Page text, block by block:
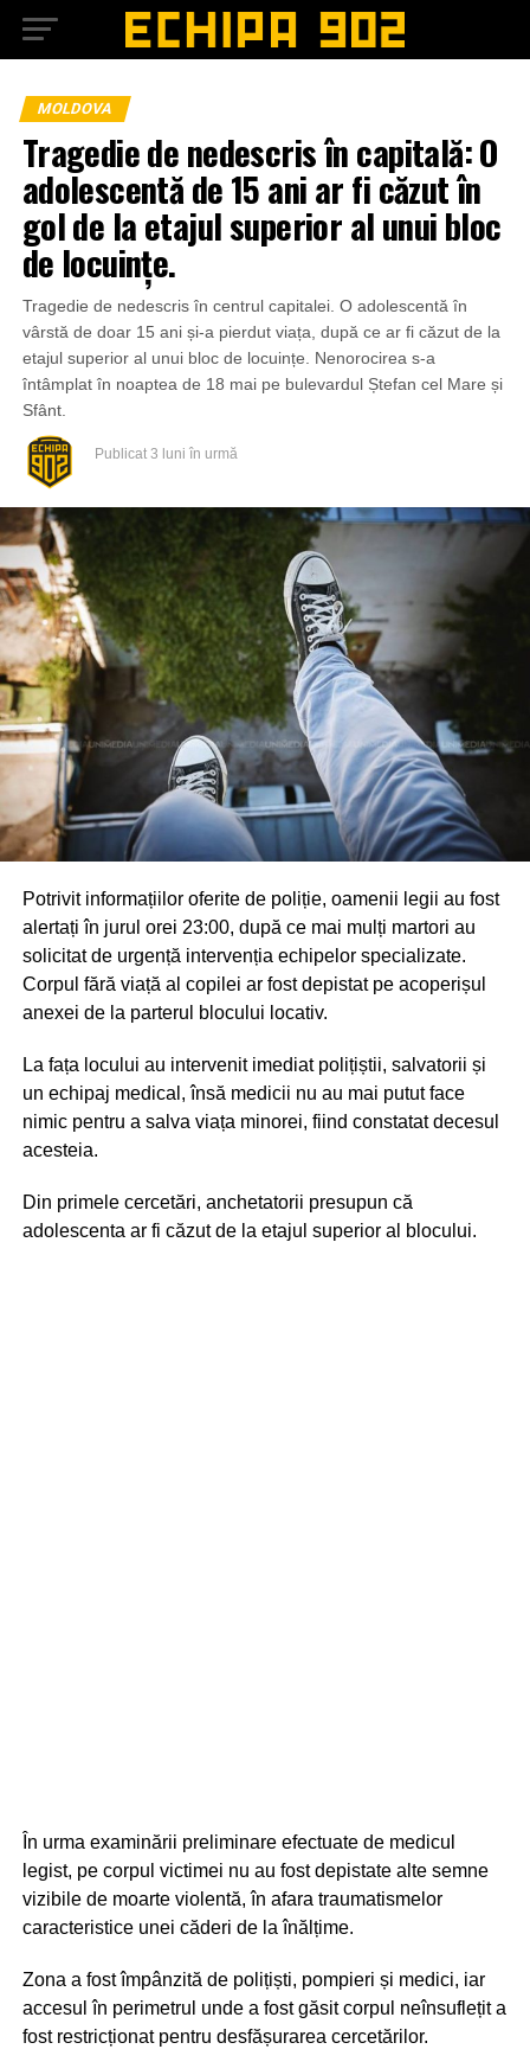
MOLDOVA
Tragedie de nedescris în capitală: O
adolescentă de 15 ani ar fi căzut în
gol de la etajul superior al unui bloc
de locuințe.
Tragedie de nedescris în centrul capitalei. O adolescentă în
vârstă de doar 15 ani și-a pierdut viața, după ce ar fi căzut de la
etajul superior al unui bloc de locuințe. Nenorocirea s-a
întâmplat în noaptea de 18 mai pe bulevardul Ștefan cel Mare și
Sfânt.
Publicat 3 luni în urmă
Potrivit informațiilor oferite de poliție, oamenii legii au fost
alertați în jurul orei 23:00, după ce mai mulți martori au
solicitat de urgență intervenția echipelor specializate.
Corpul fără viață al copilei ar fost depistat pe acoperișul
anexei de la parterul blocului locativ.
La fața locului au intervenit imediat polițiștii, salvatorii și
un echipaj medical, însă medicii nu au mai putut face
nimic pentru a salva viața minorei, fiind constatat decesul
acesteia.
Din primele cercetări, anchetatorii presupun că
adolescenta ar fi căzut de la etajul superior al blocului.
În urma examinării preliminare efectuate de medicul
legist, pe corpul victimei nu au fost depistate alte semne
vizibile de moarte violentă, în afara traumatismelor
caracteristice unei căderi de la înălțime.
Zona a fost împânzită de polițiști, pompieri și medici, iar
accesul în perimetrul unde a fost găsit corpul neînsuflețit a
fost restricționat pentru desfășurarea cercetărilor.